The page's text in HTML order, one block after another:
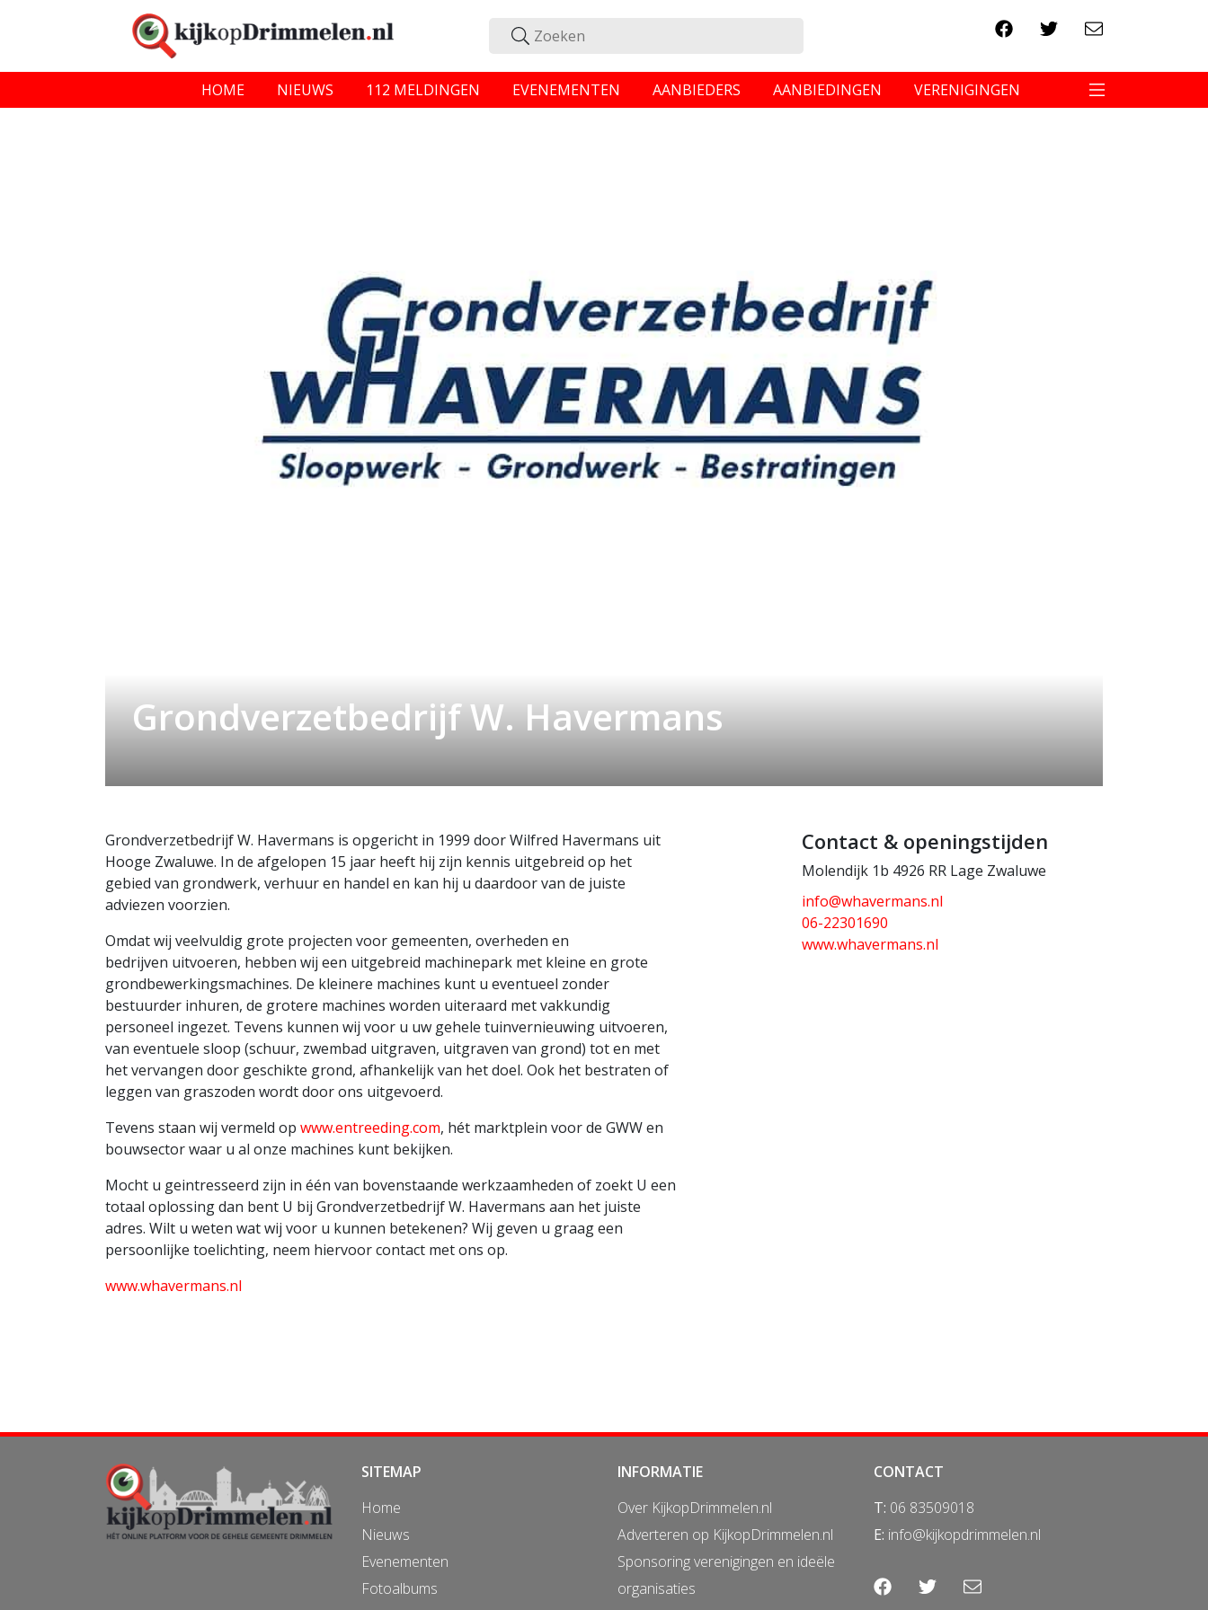
HOME NIEUWS 112 MELDINGEN EVENEMENTEN AANBIEDERS AANBIEDINGEN VERENIGINGEN
Grondverzetbedrijf W. Havermans
Grondverzetbedrijf W. Havermans is opgericht in 1999 door Wilfred Havermans uit
Hooge Zwaluwe. In de afgelopen 15 jaar heeft hij zijn kennis uitgebreid op het
gebied van grondwerk, verhuur en handel en kan hij u daardoor van de juiste
adviezen voorzien.
Omdat wij veelvuldig grote projecten voor gemeenten, overheden en
bedrijven uitvoeren, hebben wij een uitgebreid machinepark met kleine en grote
grondbewerkingsmachines. De kleinere machines kunt u eventueel zonder
bestuurder inhuren, de grotere machines worden uiteraard met vakkundig
personeel ingezet. Tevens kunnen wij voor u uw gehele tuinvernieuwing uitvoeren,
van eventuele sloop (schuur, zwembad uitgraven, uitgraven van grond) tot en met
het vervangen door geschikte grond, afhankelijk van het doel. Ook het bestraten of
leggen van graszoden wordt door ons uitgevoerd.
Tevens staan wij vermeld op www.entreeding.com, hét marktplein voor de GWW en
bouwsector waar u al onze machines kunt bekijken.
Mocht u geintresseerd zijn in één van bovenstaande werkzaamheden of zoekt U een
totaal oplossing dan bent U bij Grondverzetbedrijf W. Havermans aan het juiste
adres. Wilt u weten wat wij voor u kunnen betekenen? Wij geven u graag een
persoonlijke toelichting, neem hiervoor contact met ons op.
www.whavermans.nl
Contact & openingstijden
Molendijk 1b 4926 RR Lage Zwaluwe
info@whavermans.nl
06-22301690
www.whavermans.nl
SITEMAP
Home
Nieuws
Evenementen
Fotoalbums
INFORMATIE
Over KijkopDrimmelen.nl
Adverteren op KijkopDrimmelen.nl
Sponsoring verenigingen en ideële
organisaties
CONTACT
T: 06 83509018
E: info@kijkopdrimmelen.nl